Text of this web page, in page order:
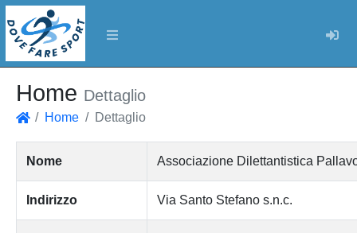
Home Dettaglio
Home Dettaglio
Nome Associazione Dilettantistica
Indirizzo Via Santo Stefano s.n.c.